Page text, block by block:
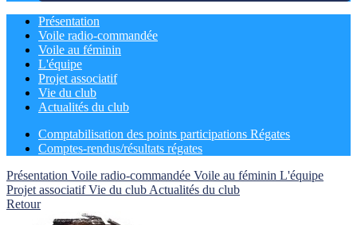
Présentation
Voile radio-commandée
Voile au féminin
L'équipe
Projet associatif
Vie du club
Actualités du club
Comptabilisation des points participations Régates
Comptes-rendus/résultats régates
Présentation Voile radio-commandée Voile au féminin L'équipe
Projet associatifVie du club Actualités du club
Retour